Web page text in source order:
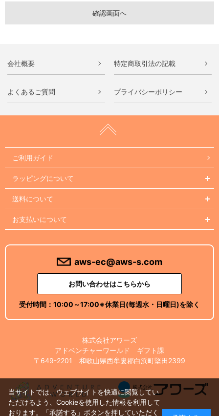
会社概要 特定商取引法の記載
よくあるご質問 プライバシーポリシー
ご利用ガイド
ラッピングについて
送料について
お支払いについて
aws-ec@aws-s.com
お問い合わせはこちらから
受付時間： 10:00～17:00※休業日(毎週水・日曜日)を除く
株式会社アワーズ
アドベンチャーワールド ギフト課
〒649-2201 和歌山県西牟婁郡白浜町堅田2399
当サイトでは、ウェブサイトを快適に閲覧してい
ただけるよう、Cookieを使用した情報を利用して
おります。「承諾する」ボタンを押していただく